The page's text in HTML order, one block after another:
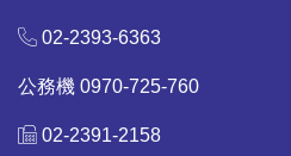
02-2393-6363
公務機 0970-725-760
02-2391-2158